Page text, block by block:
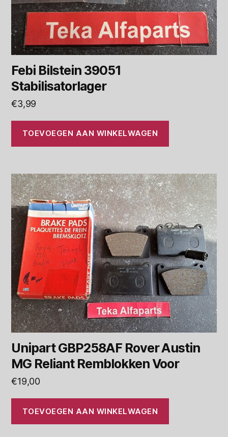
Febi Bilstein 39051
Stabilisatorlager
€3,99
TOEVOEGEN AAN WINKELWAGEN
Unipart GBP258AF Rover Austin
MG Reliant Remblokken Voor
€19,00
TOEVOEGEN AAN WINKELWAGEN